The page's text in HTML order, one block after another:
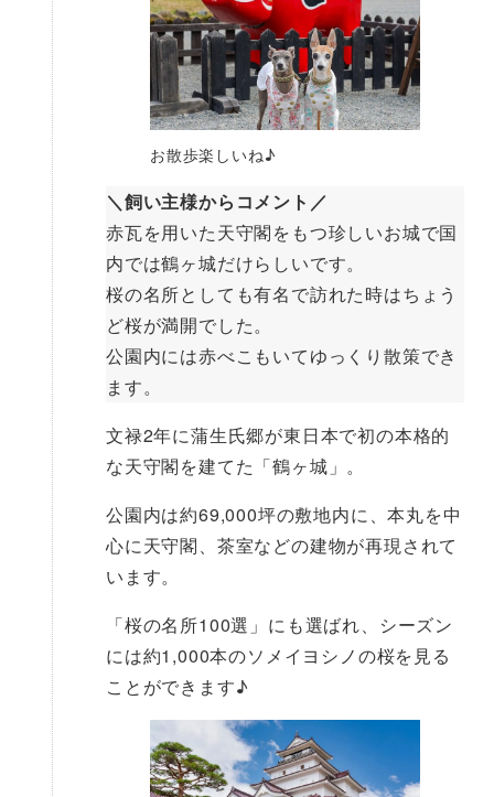
お散歩楽しいね♪
＼飼い主様からコメント／
赤瓦を用いた天守閣をもつ珍しいお城で国
内では鶴ヶ城だけらしいです。
桜の名所としても有名で訪れた時はちょう
ど桜が満開でした。
公園内には赤べこもいてゆっくり散策でき
ます。
文禄2年に蒲生氏郷が東日本で初の本格的
な天守閣を建てた「鶴ヶ城」。
公園内は約69,000坪の敷地内に、本丸を中
心に天守閣、茶室などの建物が再現されて
います。
「桜の名所100選」にも選ばれ、シーズン
には約1,000本のソメイヨシノの桜を見る
ことができます♪